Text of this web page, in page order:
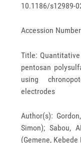
10.1186/s12989-
Accession
Title:
pentosan
using
electrodes
Author(s):
Simon); Sabou,
(Gemene, Kebede